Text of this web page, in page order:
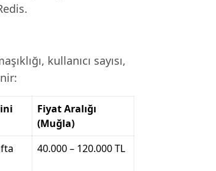
kullanıcı sayısı,
Fiyat Aralığı
(Muğla)
40.000 – 120.000 TL